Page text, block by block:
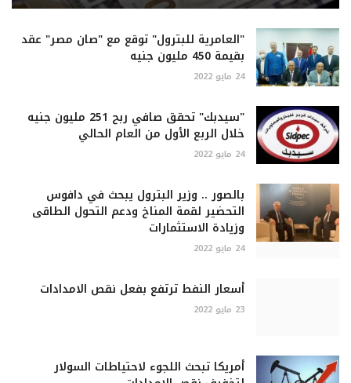
"العامرية للبترول" توقع مع "صان مصر" عقد
بقيمة 450 مليون جنيه
24 مايو 2022
"سيدبك" تحقق صافي ربح 251 مليون جنيه
خلال الربع الأول من العام الحالي
24 مايو 2022
بالصور .. وزير البترول يبحث في دافوس
التحضير لقمة المناخ ودعم التحول الطاقى
وزيادة الاستثمارات
24 مايو 2022
أسعار النفط ترتفع بفعل نقص الامدادات
23 مايو 2022
أمريكا تبحث اللجوء لاحتياطات السولار